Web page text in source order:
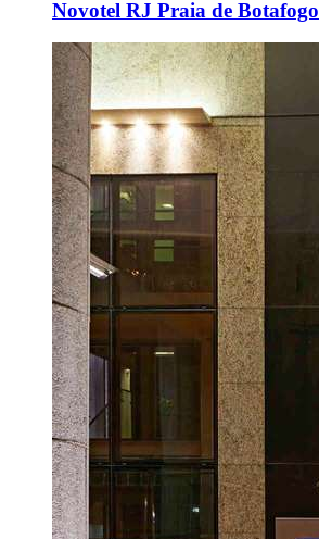
Novotel RJ Praia de Botafogo